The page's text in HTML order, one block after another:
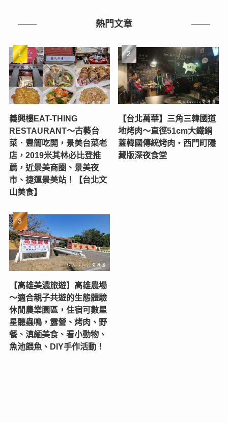
熱門文章
義興樓EAT-THING
RESTAURANT〜古藝台
菜．豐簡吃開，景美台菜老
店，2019米其林必比登推
薦，近景美商圈、景美夜
市、捷運景美站！【台北文
山美食】
【台北萬華】三角三韓國道
地烤肉～直徑51cm大鐵鍋
蓋韓國傳統烤肉‧西門町隱
藏版深夜食堂
【高雄美濃旅遊】高雄農場
〜適合親子共遊的生態體驗
休閒農業園區，住宿可數星
星聽蟲鳴，露營、烤肉、野
餐、滇緬美食、看小動物、
魚池餵魚、DIY手作活動！